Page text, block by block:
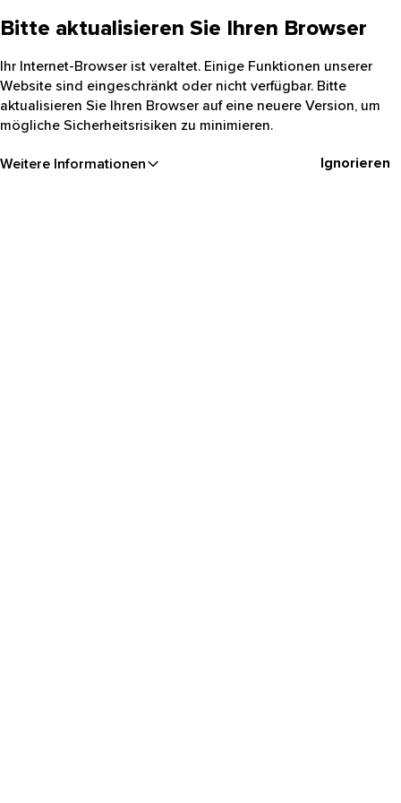
Bitte aktualisieren Sie Ihren Browser
Ihr Internet-Browser ist veraltet. Einige Funktionen unserer
Website sind eingeschränkt oder nicht verfügbar. Bitte
aktualisieren Sie Ihren Browser auf eine neuere Version, um
mögliche Sicherheitsrisiken zu minimieren.
Weitere Informationen Ignorieren